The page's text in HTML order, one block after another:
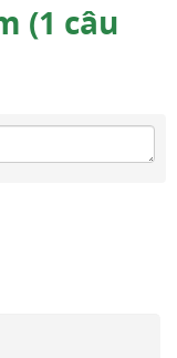
(1 câu